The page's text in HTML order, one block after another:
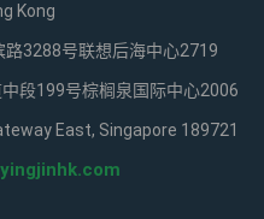
Kong
3288号联想后海中心2719
段199号棕榈泉国际中心2006
East, Singapore 189721